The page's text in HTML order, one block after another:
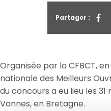
Partager :
Organisée par la CFBCT,
nationale des Meilleurs
du concours a eu lieu les 31
Vannes, en Bretagne.